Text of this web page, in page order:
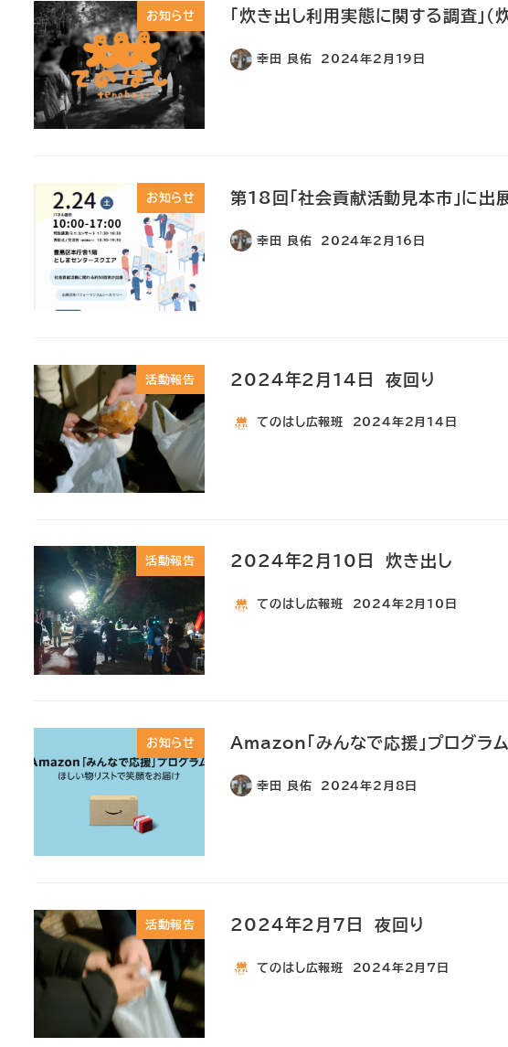
お知らせ 「炊き出し利用実態に関する調査」
幸田 良佑 2024年2月19日
お知らせ 第18回「社会貢献活動見本市」に出
幸田 良佑 2024年2月16日
活動報告 2024年2月14日 夜回り
てのはし広報班 2024年2月14日
活動報告 2024年2月10日 炊き出し
てのはし広報班 2024年2月10日
お知らせ Amazon「みんなで応援」プログラ
幸田 良佑 2024年2月8日
活動報告 2024年2月7日 夜回り
てのはし広報班 2024年2月7日